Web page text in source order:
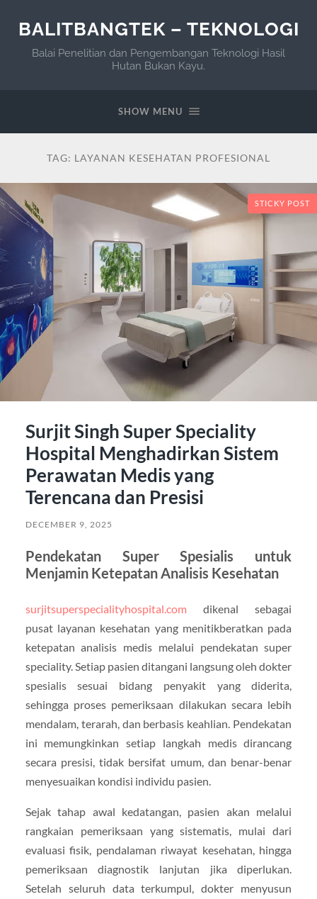
BALITBANGTEK – TEKNOLOGI
Balai Penelitian dan Pengembangan Teknologi Hasil
Hutan Bukan Kayu.
SHOW MENU
TAG: LAYANAN KESEHATAN PROFESIONAL
STICKY POST
Surjit Singh Super Speciality
Hospital Menghadirkan Sistem
Perawatan Medis yang
Terencana dan Presisi
DECEMBER 9, 2025
Pendekatan Super Spesialis untuk
Menjamin Ketepatan Analisis Kesehatan
surjitsuperspecialityhospital.com dikenal sebagai
pusat layanan kesehatan yang menitikberatkan pada
ketepatan analisis medis melalui pendekatan super
speciality. Setiap pasien ditangani langsung oleh dokter
spesialis sesuai bidang penyakit yang diderita,
sehingga proses pemeriksaan dilakukan secara lebih
mendalam, terarah, dan berbasis keahlian. Pendekatan
ini memungkinkan setiap langkah medis dirancang
secara presisi, tidak bersifat umum, dan benar-benar
menyesuaikan kondisi individu pasien.
Sejak tahap awal kedatangan, pasien akan melalui
rangkaian pemeriksaan yang sistematis, mulai dari
evaluasi fisik, pendalaman riwayat kesehatan, hingga
pemeriksaan diagnostik lanjutan jika diperlukan.
Setelah seluruh data terkumpul, dokter menyusun